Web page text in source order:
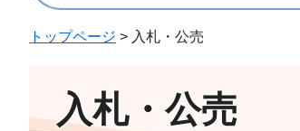
じ
じ
トップページ > 入札・公売
入札・公売